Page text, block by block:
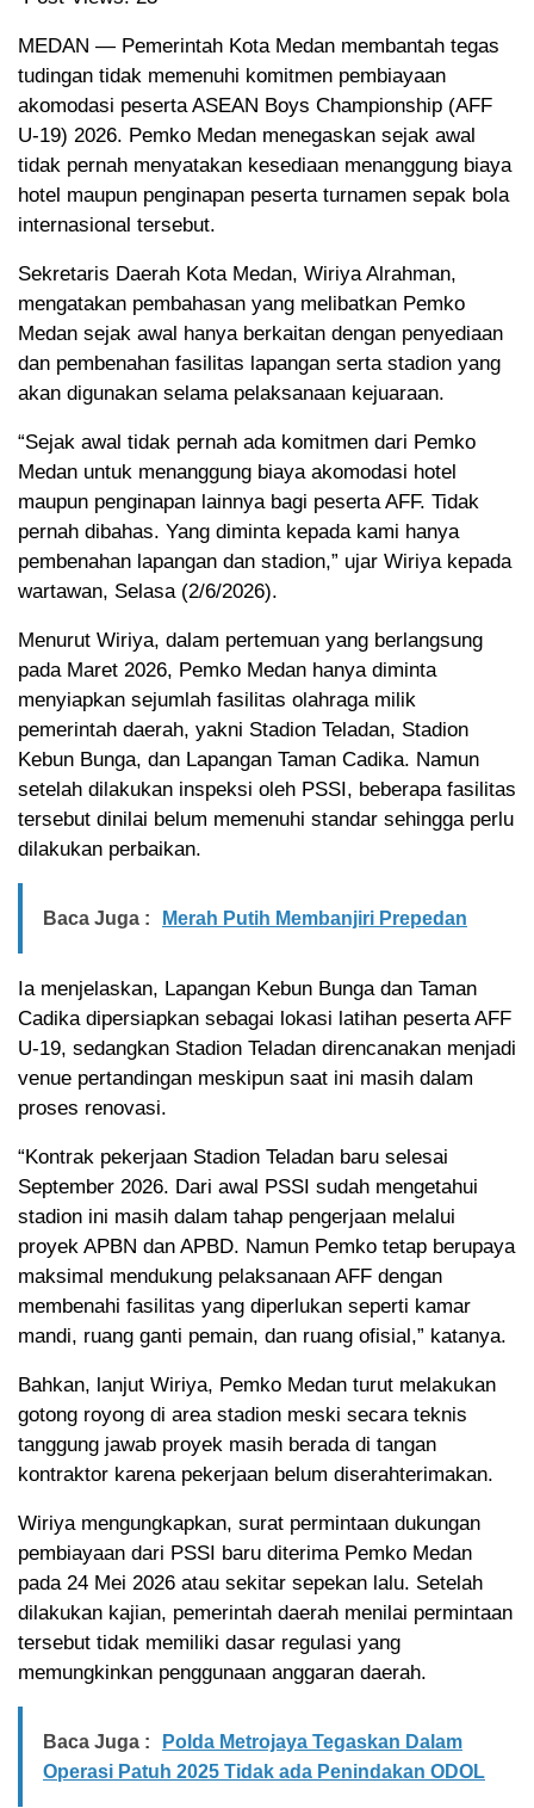
MEDAN — Pemerintah Kota Medan membantah tegas
tudingan tidak memenuhi komitmen pembiayaan
akomodasi peserta ASEAN Boys Championship (AFF
U-19) 2026. Pemko Medan menegaskan sejak awal
tidak pernah menyatakan kesediaan menanggung biaya
hotel maupun penginapan peserta turnamen sepak bola
internasional tersebut.
Sekretaris Daerah Kota Medan, Wiriya Alrahman,
mengatakan pembahasan yang melibatkan Pemko
Medan sejak awal hanya berkaitan dengan penyediaan
dan pembenahan fasilitas lapangan serta stadion yang
akan digunakan selama pelaksanaan kejuaraan.
“Sejak awal tidak pernah ada komitmen dari Pemko
Medan untuk menanggung biaya akomodasi hotel
maupun penginapan lainnya bagi peserta AFF. Tidak
pernah dibahas. Yang diminta kepada kami hanya
pembenahan lapangan dan stadion,” ujar Wiriya kepada
wartawan, Selasa (2/6/2026).
Menurut Wiriya, dalam pertemuan yang berlangsung
pada Maret 2026, Pemko Medan hanya diminta
menyiapkan sejumlah fasilitas olahraga milik
pemerintah daerah, yakni Stadion Teladan, Stadion
Kebun Bunga, dan Lapangan Taman Cadika. Namun
setelah dilakukan inspeksi oleh PSSI, beberapa fasilitas
tersebut dinilai belum memenuhi standar sehingga perlu
dilakukan perbaikan.
Baca Juga : Merah Putih Membanjiri Prepedan
Ia menjelaskan, Lapangan Kebun Bunga dan Taman
Cadika dipersiapkan sebagai lokasi latihan peserta AFF
U-19, sedangkan Stadion Teladan direncanakan menjadi
venue pertandingan meskipun saat ini masih dalam
proses renovasi.
“Kontrak pekerjaan Stadion Teladan baru selesai
September 2026. Dari awal PSSI sudah mengetahui
stadion ini masih dalam tahap pengerjaan melalui
proyek APBN dan APBD. Namun Pemko tetap berupaya
maksimal mendukung pelaksanaan AFF dengan
membenahi fasilitas yang diperlukan seperti kamar
mandi, ruang ganti pemain, dan ruang ofisial,” katanya.
Bahkan, lanjut Wiriya, Pemko Medan turut melakukan
gotong royong di area stadion meski secara teknis
tanggung jawab proyek masih berada di tangan
kontraktor karena pekerjaan belum diserahterimakan.
Wiriya mengungkapkan, surat permintaan dukungan
pembiayaan dari PSSI baru diterima Pemko Medan
pada 24 Mei 2026 atau sekitar sepekan lalu. Setelah
dilakukan kajian, pemerintah daerah menilai permintaan
tersebut tidak memiliki dasar regulasi yang
memungkinkan penggunaan anggaran daerah.
Baca Juga :
Polda Metrojaya Tegaskan Dalam
Operasi Patuh 2025 Tidak ada Penindakan ODOL